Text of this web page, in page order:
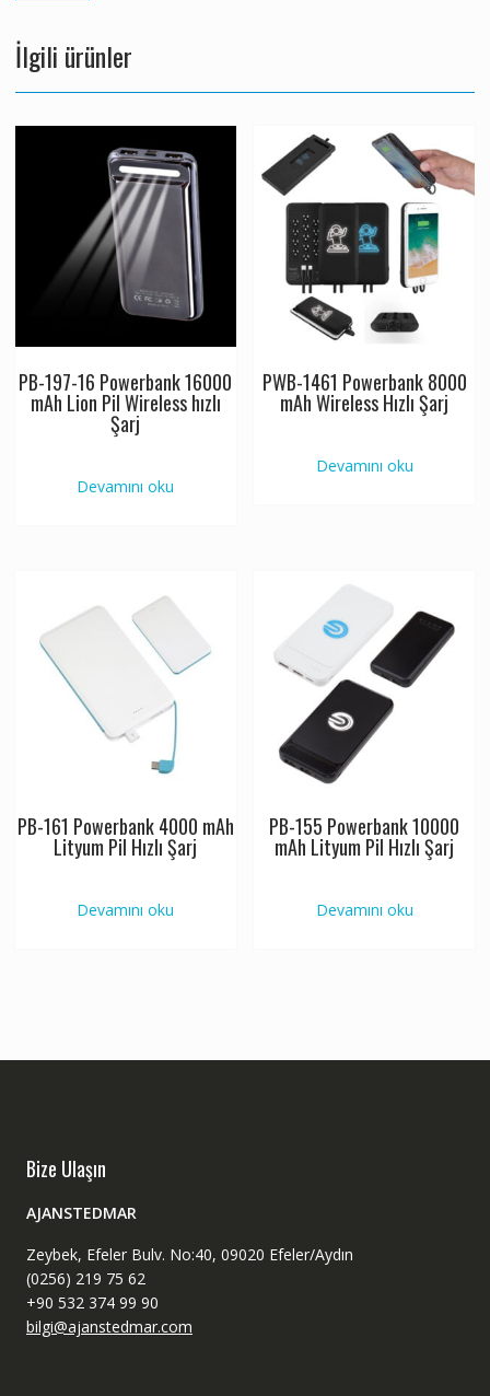
İlgili ürünler
PB-197-16 Powerbank 16000
mAh Lion Pil Wireless hızlı
Şarj
Devamını oku
PWB-1461 Powerbank 8000
mAh Wireless Hızlı Şarj
Devamını oku
PB-161 Powerbank 4000 mAh
Lityum Pil Hızlı Şarj
Devamını oku
PB-155 Powerbank 10000
mAh Lityum Pil Hızlı Şarj
Devamını oku
Bize Ulaşın
AJANSTEDMAR
Zeybek, Efeler Bulv. No:40, 09020 Efeler/Aydın
(0256) 219 75 62
+90 532 374 99 90
bilgi@ajanstedmar.com